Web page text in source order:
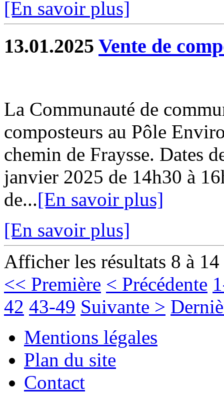
[En savoir plus]
13.01.2025 Vente de
La Communauté de
composteurs au Pôle
chemin de Fraysse. Dates
janvier 2025 de 14h30 à
de...[En savoir plus]
[En savoir plus]
Afficher les résultats 8 à
<< Première < Précédente
42 43-49 Suivante >
Mentions légales
Plan du site
Contact